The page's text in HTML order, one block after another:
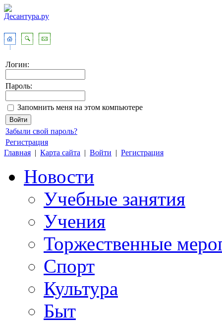
Логин:
Пароль:
Запомнить меня на этом компьютере
Забыли свой пароль?
Регистрация
Главная | Карта сайта | Войти | Регистрация
Новости
Учебные занятия
Учения
Торжественные
Спорт
Культура
Быт